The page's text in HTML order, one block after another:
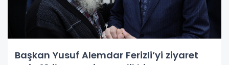
Başkan Yusuf Alemdar Ferizli’yi ziyaret